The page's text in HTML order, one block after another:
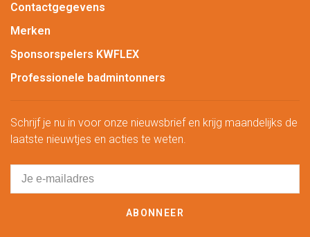
Contactgegevens
Merken
Sponsorspelers KWFLEX
Professionele badmintonners
Schrijf je nu in voor onze nieuwsbrief en krijg maandelijks de
laatste nieuwtjes en acties te weten.
ABONNEER